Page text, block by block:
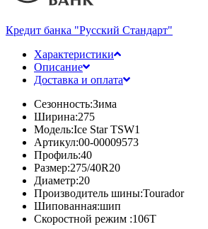
Кредит банка "Русский Стандарт"
Характеристики
Описание
Доставка и оплата
Сезонность:Зима
Ширина:275
Модель:Ice Star TSW1
Артикул:00-00009573
Профиль:40
Размер:275/40R20
Диаметр:20
Производитель шины:Tourador
Шипованная:шип
Скоростной режим :106T